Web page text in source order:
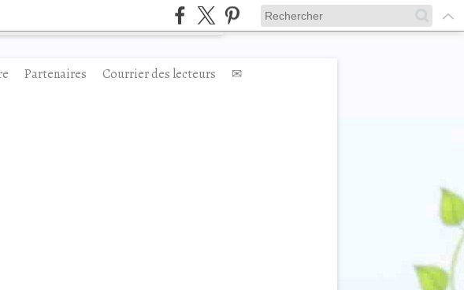
Partenaires Courrier des lecteurs
✉